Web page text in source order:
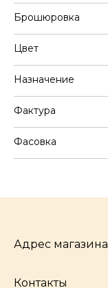
Брошюровка
Цвет
Назначение
Фактура
Фасовка
Адрес магазина
Контакты